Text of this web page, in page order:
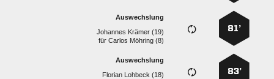
81’
Auswechslung
  
für  
83’
Auswechslung
  